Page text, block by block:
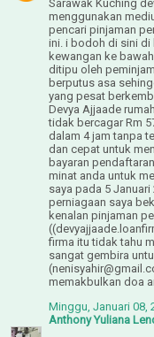
Sarawak Kuching
menggunakan
pencari pinjaman
ini. i bodoh di sini di
kewangan ke
ditipu oleh
berputus asa
yang pesat
Devya Ajjaade
tidak bercagar Rm
dalam 4 jam tanpa
dan cepat untuk
bayaran
minat anda untuk
saya pada 5
perniagaan saya
kenalan pinjaman
firma itu tidak tahu
sangat gembira
memakbulkan doa
Minggu, Januari 08,
Anthony Yuliana